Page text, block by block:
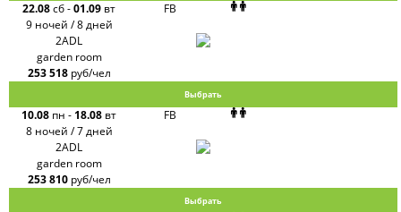
22.08сб-01.09 вт
9 ночей / 8 дней
FB
2ADL
garden room
253 518 руб/чел
Выбрать
10.08 пн - 18.08 вт
8 ночей / 7 дней
FB
2ADL
garden room
253 810 руб/чел
Выбрать